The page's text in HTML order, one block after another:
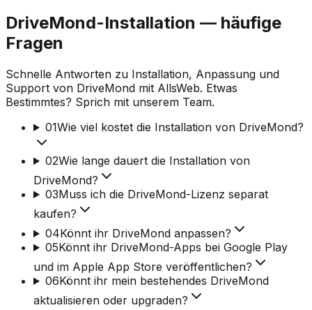
DriveMond-Installation — häufige
Fragen
Schnelle Antworten zu Installation, Anpassung und
Support von DriveMond mit AllsWeb. Etwas
Bestimmtes? Sprich mit unserem Team.
01Wie viel kostet die Installation von DriveMond?
02Wie lange dauert die Installation von
DriveMond?
03Muss ich die DriveMond-Lizenz separat
kaufen?
04Könnt ihr DriveMond anpassen?
05Könnt ihr DriveMond-Apps bei Google Play
und im Apple App Store veröffentlichen?
06Könnt ihr mein bestehendes DriveMond
aktualisieren oder upgraden?